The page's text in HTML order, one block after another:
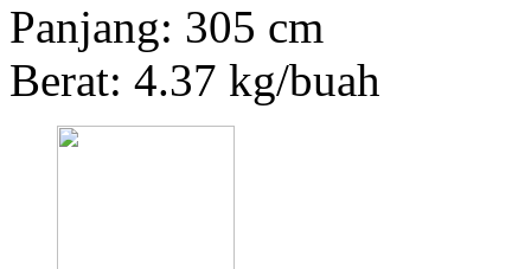
Panjang: 305 cm
Berat: 4.37 kg/buah